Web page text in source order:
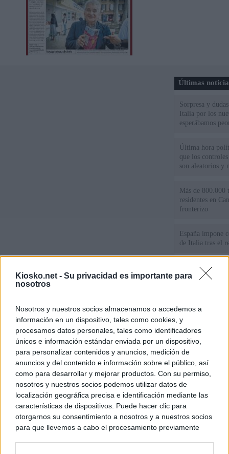
Kiosko.net - Su privacidad es importante para
nosotros
Nosotros y nuestros socios almacenamos o accedemos a
información en un dispositivo, tales como cookies, y
procesamos datos personales, tales como identificadores
únicos e información estándar enviada por un dispositivo,
para personalizar contenidos y anuncios, medición de
anuncios y del contenido e información sobre el público, así
como para desarrollar y mejorar productos. Con su permiso,
nosotros y nuestros socios podemos utilizar datos de
localización geográfica precisa e identificación mediante las
características de dispositivos. Puede hacer clic para
otorgarnos su consentimiento a nosotros y a nuestros socios
para que llevemos a cabo el procesamiento previamente
Últimas
Sorpresa y
Italia por los
esperábamos
Última hora
que los
son aleatorios y
Más de 800.000
residentes en
fronterizo
España impone
de Italia tras el
Qué hay detrás
España por la
personas se
algo"
© Kiosko.net Aviso Legal Privacidad y Cookies